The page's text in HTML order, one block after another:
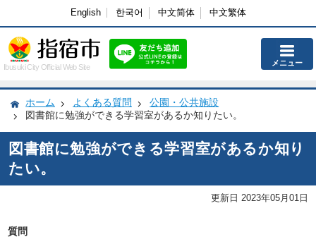
English 한국어 中文简体 中文繁体
Ibusuki City Official Web Site メニュー
ホーム よくある質問
公園・公共施設
図書館に勉強ができる学習室があるか知りたい。
図書館に勉強ができる学習室があるか知り
たい。
更新日 2023年05月01日
質問